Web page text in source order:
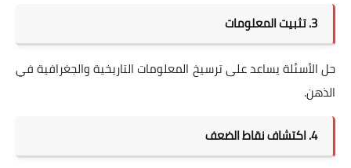
3. تثبيت المعلومات
حل الأسئلة يساعد على ترسيخ المعلومات التاريخية والجغرافية في
الذهن.
4. اكتشاف نقاط الضعف